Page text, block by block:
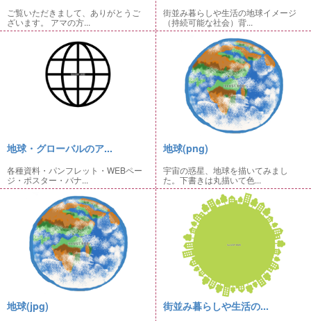
ご覧いただきまして、ありがとうご
ざいます。 アマの方...
街並み暮らしや生活の地球イメージ
（持続可能な社会）背...
地球・グローバルのア...
各種資料・パンフレット・WEBペー
ジ・ポスター・バナ...
地球(png)
宇宙の惑星、地球を描いてみまし
た。下書きは丸描いて色...
地球(jpg) 街並み暮らしや生活の...